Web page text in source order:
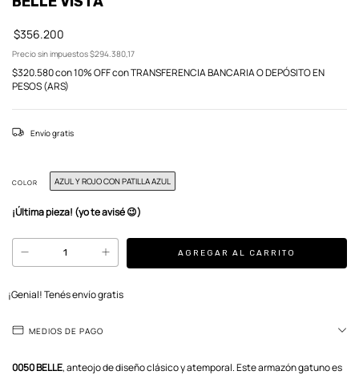
$356.200
Precio sin impuestos$294.380,17
$320.580con10% OFF con TRANSFERENCIA BANCARIA O DEPÓSITO EN
PESOS (ARS)
Envío gratis
COLOR AZUL Y ROJO CON PATILLA AZUL
¡Última pieza! (yo te avisé 😉)
¡Genial! Tenés envío gratis
MEDIOS DE PAGO
0050 BELLE, anteojo de diseño clásico y atemporal. Este armazón gatuno es